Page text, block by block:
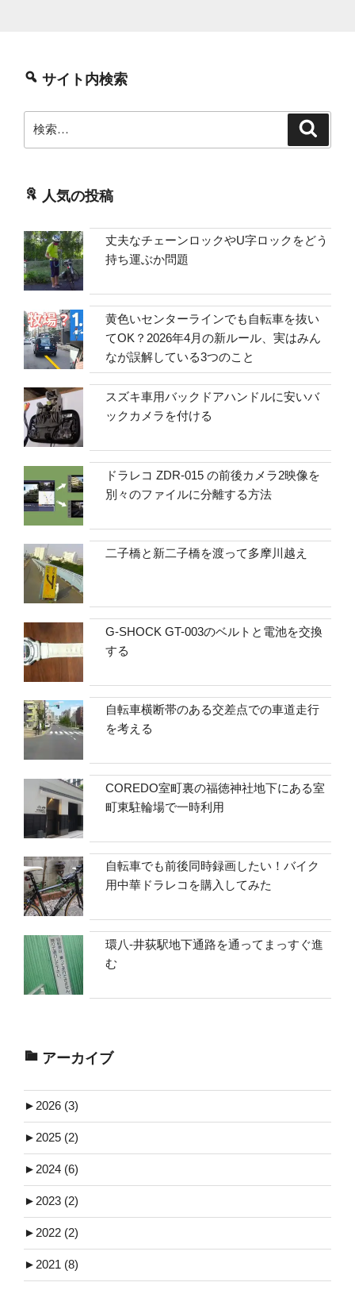
サイト内検索
索:
人気の投稿
丈夫なチェーンロックやU字ロックをどう
持ち運ぶか問題
黄色いセンターラインでも自転車を抜い
てOK？2026年4月の新ルール、実はみん
なが誤解している3つのこと
スズキ車用バックドアハンドルに安いバ
ックカメラを付ける
ドラレコ ZDR-015 の前後カメラ2映像を
別々のファイルに分離する方法
二子橋と新二子橋を渡って多摩川越え
G-SHOCK GT-003のベルトと電池を交換
する
自転車横断帯のある交差点での車道走行
を考える
COREDO室町裏の福徳神社地下にある室
町東駐輪場で一時利用
自転車でも前後同時録画したい！バイク
用中華ドラレコを購入してみた
環八-井荻駅地下通路を通ってまっすぐ進
む
アーカイブ
► 2026 (3)
► 2025 (2)
► 2024 (6)
► 2023 (2)
► 2022 (2)
► 2021 (8)